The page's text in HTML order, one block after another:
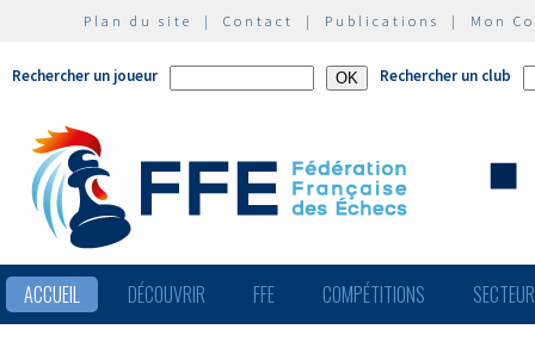
Plan du site | Contact | Publications | Mon
Rechercher un joueur Rechercher un club
ACCUEIL DÉCOUVRIR FFE COMPÉTITIONS